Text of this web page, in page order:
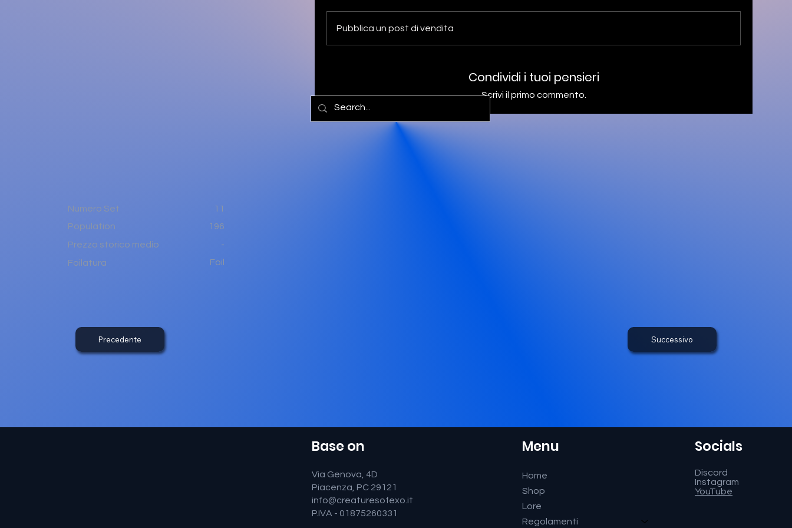
Numero Set
Population
Prezzo storico medio
Foilatura
11
196
-
Foil
Precedente Successivo
Pubblica un post di vendita
Condividi i tuoi pensieri
Scrivi il primo commento.
Via Genova, 4D
Piacenza, PC 29121
info@creaturesofexo.it
P.IVA - 01875260331
Base on Menu
Home
Shop
Lore
Regolamenti
Discord
Instagram
YouTube
Socials